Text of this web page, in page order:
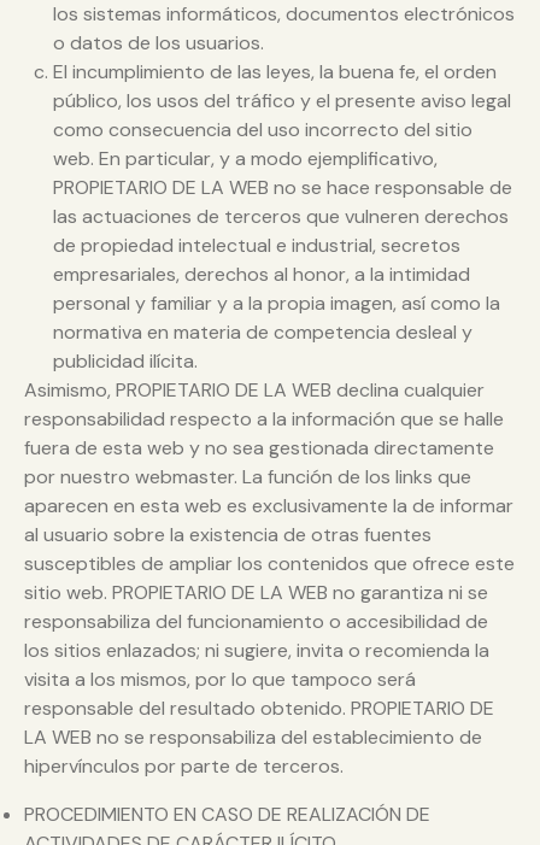
los sistemas informáticos, documentos electrónicos
o datos de los usuarios.
El incumplimiento de las leyes, la buena fe, el orden
público, los usos del tráfico y el presente aviso legal
como consecuencia del uso incorrecto del sitio
web. En particular, y a modo ejemplificativo,
PROPIETARIO DE LA WEB no se hace responsable de
las actuaciones de terceros que vulneren derechos
de propiedad intelectual e industrial, secretos
empresariales, derechos al honor, a la intimidad
personal y familiar y a la propia imagen, así como la
normativa en materia de competencia desleal y
publicidad ilícita.
Asimismo, PROPIETARIO DE LA WEB declina cualquier
responsabilidad respecto a la información que se halle
fuera de esta web y no sea gestionada directamente
por nuestro webmaster. La función de los links que
aparecen en esta web es exclusivamente la de informar
al usuario sobre la existencia de otras fuentes
susceptibles de ampliar los contenidos que ofrece este
sitio web. PROPIETARIO DE LA WEB no garantiza ni se
responsabiliza del funcionamiento o accesibilidad de
los sitios enlazados; ni sugiere, invita o recomienda la
visita a los mismos, por lo que tampoco será
responsable del resultado obtenido. PROPIETARIO DE
LA WEB no se responsabiliza del establecimiento de
hipervínculos por parte de terceros.
PROCEDIMIENTO EN CASO DE REALIZACIÓN DE